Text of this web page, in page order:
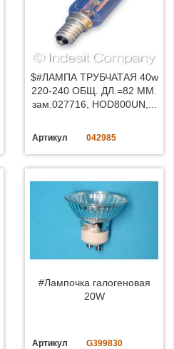
$#ЛАМПА ТРУБЧАТАЯ 40w
220-240 ОБЩ. ДЛ.=82 MM.
зам.027716, HOD800UN,...
Артикул 042985
#Лампочка галогеновая
20W
Артикул G399830